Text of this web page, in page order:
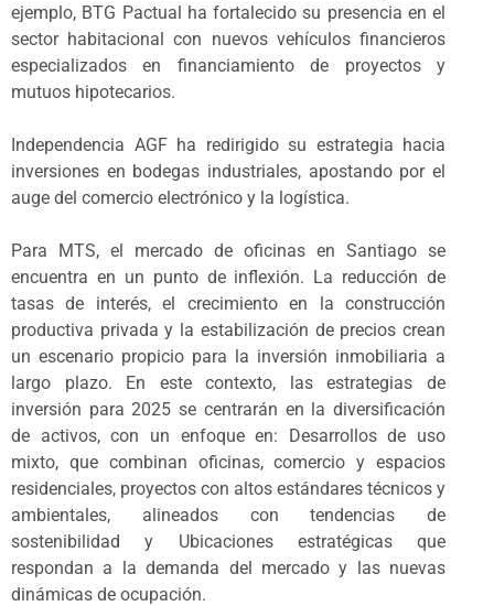
ejemplo, BTG Pactual ha fortalecido su presencia en el
sector habitacional con nuevos vehículos financieros
especializados en financiamiento de proyectos y
mutuos hipotecarios.
Independencia AGF ha redirigido su estrategia hacia
inversiones en bodegas industriales, apostando por el
auge del comercio electrónico y la logística.
Para MTS, el mercado de oficinas en Santiago se
encuentra en un punto de inflexión. La reducción de
tasas de interés, el crecimiento en la construcción
productiva privada y la estabilización de precios crean
un escenario propicio para la inversión inmobiliaria a
largo plazo. En este contexto, las estrategias de
inversión para 2025 se centrarán en la diversificación
de activos, con un enfoque en: Desarrollos de uso
mixto, que combinan oficinas, comercio y espacios
residenciales, proyectos con altos estándares técnicos y
ambientales, alineados con tendencias de
sostenibilidad y Ubicaciones estratégicas que
respondan a la demanda del mercado y las nuevas
dinámicas de ocupación.